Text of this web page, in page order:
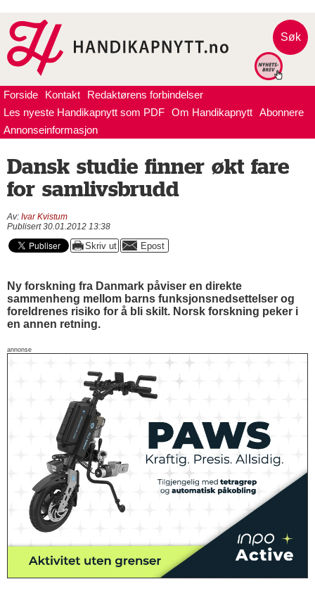
Søk
Forside Kontakt
Redaktørens forbindelser
Les nyeste Handikapnytt som PDF Om Handikapnytt Abonnere
Annonseinformasjon
Dansk studie finner økt fare
for samlivsbrudd
Av: Ivar Kvistum
Publisert 30.01.2012 13:38
Ny forskning fra Danmark påviser en direkte
sammenheng mellom barns funksjonsnedsettelser og
foreldrenes risiko for å bli skilt. Norsk forskning peker i
en annen retning.
annonse